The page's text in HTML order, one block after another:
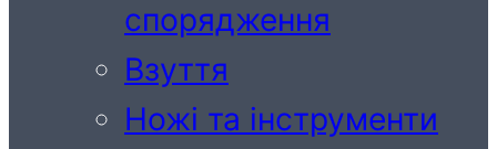
спорядження
Взуття
Ножі та інструменти